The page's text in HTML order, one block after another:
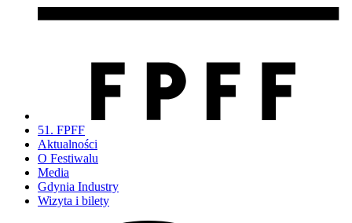
51. FPFF
Aktualności
O Festiwalu
Media
Gdynia Industry
Wizyta i bilety